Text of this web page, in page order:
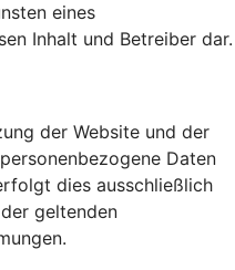
eines
Inhalt und Betreiber dar.
der Website und der
Daten
dies ausschließlich
geltenden